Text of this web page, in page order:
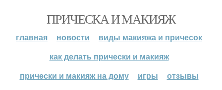
ПРИЧЕСКА И МАКИЯЖ
главная новости
виды макияжа и причесок
как делать прически и макияж
прически и макияж на дому
игры отзывы